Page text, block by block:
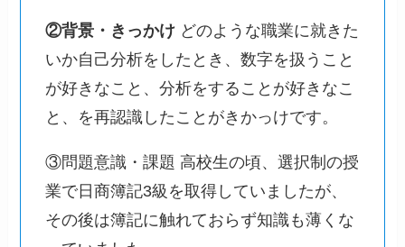
②背景・きっかけ どのような職業に就きた
いか自己分析をしたとき、数字を扱うこと
が好きなこと、分析をすることが好きなこ
と、を再認識したことがきかっけです。
③問題意識・課題 高校生の頃、選択制の授
業で日商簿記3級を取得していましたが、
その後は簿記に触れておらず知識も薄くな